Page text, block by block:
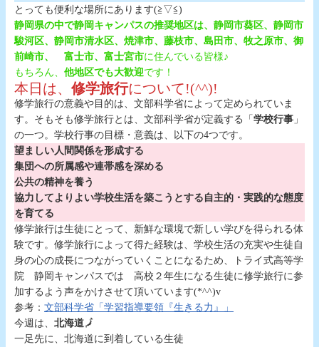
とっても便利な場所にあります(≧▽≦)
静岡県の中で静岡キャンパスの推奨地区は、静岡市葵区、静岡市
駿河区、静岡市清水区、焼津市、藤枝市、島田市、牧之原市、御
前崎市、
富士市、富士宮市に住んでいる皆様♪
もちろん、 他地区でも大歓迎です！
本日は、 修学旅行について!(^^)!
修学旅行の意義や目的は、文部科学省によって定められていま
す。そもそも修学旅行とは、文部科学省が定義する「 学校行事 」
の一つ。学校行事の目標・意義は、以下の4つです。
望ましい人間関係を形成する
集団への所属感や連帯感を深める
公共の精神を養う
協力してよりよい学校生活を築こうとする自主的・実践的な態度
を育てる
修学旅行は生徒にとって、新鮮な環境で新しい学びを得られる体
験です。修学旅行によって得た経験は、学校生活の充実や生徒自
身の心の成長につながっていくことになるため、トライ式高等学
院 静岡キャンパスでは 高校２年生になる生徒に修学旅行に参
加するよう声をかけさせて頂いています(*^^)v
参考： 文部科学省「学習指導要領『生きる力』」
今週は、 北海道🗾
一足先に、北海道に到着している生徒